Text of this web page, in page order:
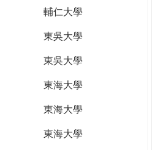
輔仁大學
東吳大學
東吳大學
東海大學
東海大學
東海大學